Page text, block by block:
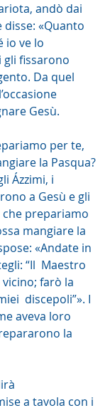
andò dai
disse: «Quanto
io ve lo
gli fissarono
Da quel
Gesù.
la Pasqua?
a Gesù e gli
che prepariamo
mangiare la
«Andate in
“Il  Maestro
farò la
discepoli”». I
aveva loro
la